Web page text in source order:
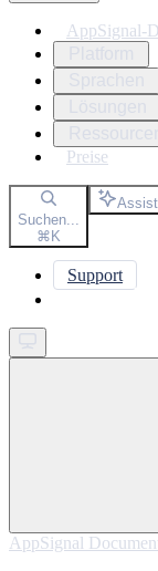
AppSignal-
Preise
Suchen...
⌘K
Support
AppSignal